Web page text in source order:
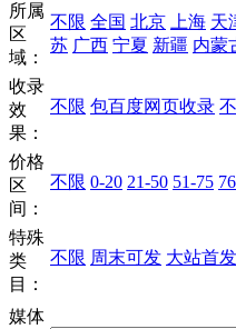
所属
区
域：
不限 全国 北京 上海 天
苏 广西 宁夏 新疆 内蒙
收录
效
果：
不限 包百度网页收录
价格
区
间：
不限 0-20 21-50 51-75
特殊
类
目：
不限 周末可发 大站首发
媒体